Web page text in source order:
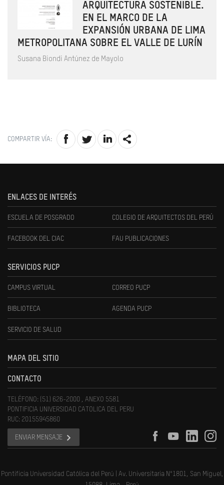
ARQUITECTURA SOSTENIBLE.
EN EL MARCO DE LA
EXPANSIÓN URBANA DE LIMA
METROPOLITANA SOBRE EL VALLE DE LURÍN
Susana Biondi Antúnez de Mayolo
COMPARTIR VÍA:
ENLACES DE INTERÉS
ESCUELA DE POSGRADO COLEGIO DE ARQUITECTOS DEL PERÚ
FACEBOOK DEL CIAC FAU PUBLICACIONES
SERVICIOS PUCP
CAMPUS VIRTUAL CORREO PUCP
BIBLIOTECA AGENDA PUCP
SERVICIO DE SALUD
MAPA DEL SITIO
CONTACTO
TELÉFONO: (51) 626-2000 , ANEXO 5581
PONTIFICIA UNIVERSIDAD CATOLICA DEL PERU
RUC: 20155945860
ENVIAR MENSAJE
Pontificia Universidad Católica del Perú | Av. Universitaria N°1801, San Miguel,